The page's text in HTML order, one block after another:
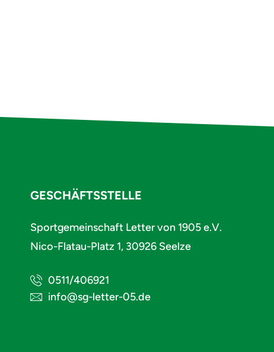
GESCHÄFTSSTELLE
Sportgemeinschaft Letter von 1905 e.V.
Nico-Flatau-Platz 1, 30926 Seelze
0511/406921
info@sg-letter-05.de